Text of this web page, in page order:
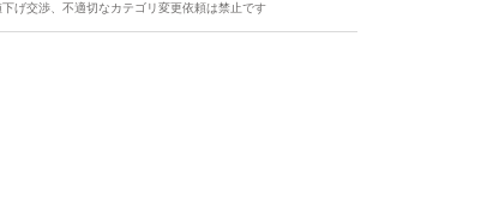
げ交渉、不適切なカテゴリ変更依頼は禁止です